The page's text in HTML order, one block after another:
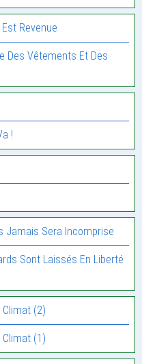
Revenue
Des Vêtements Et Des
!
Jamais Sera Incomprise
Sont Laissés En Liberté
Climat (2)
Climat (1)